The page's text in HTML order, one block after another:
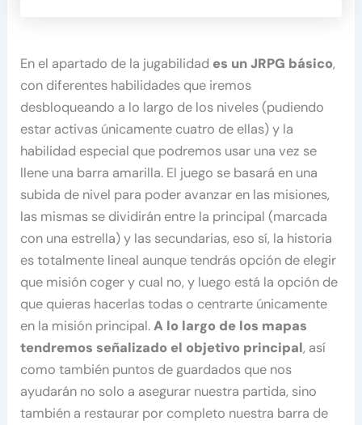
En el apartado de la jugabilidad es un JRPG básico,
con diferentes habilidades que iremos
desbloqueando a lo largo de los niveles (pudiendo
estar activas únicamente cuatro de ellas) y la
habilidad especial que podremos usar una vez se
llene una barra amarilla. El juego se basará en una
subida de nivel para poder avanzar en las misiones,
las mismas se dividirán entre la principal (marcada
con una estrella) y las secundarias, eso sí, la historia
es totalmente lineal aunque tendrás opción de elegir
que misión coger y cual no, y luego está la opción de
que quieras hacerlas todas o centrarte únicamente
en la misión principal.A lo largo de los mapas
tendremos señalizado el objetivo principal, así
como también puntos de guardados que nos
ayudarán no solo a asegurar nuestra partida, sino
también a restaurar por completo nuestra barra de